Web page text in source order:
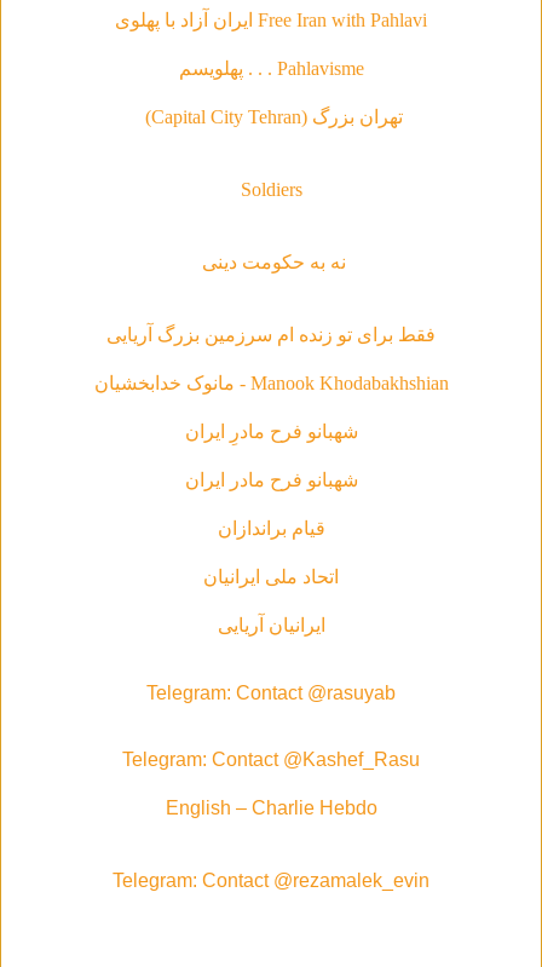
Free Iran with Pahlavi ایران آزاد با پهلوی
Pahlavisme . . . پهلویسم
تهران بزرگ (Capital City Tehran)
Soldiers
نه به حکومت دینی
فقط براى تو زنده ام سرزمين بزرگ آريايى
Manook Khodabakhshian - مانوک خدابخشیان
شهبانو فرح مادرِ ایران
شهبانو فرح مادر ايران
قیام براندازان
اتحاد ملی ایرانیان
ایرانیان آریایی
Telegram: Contact @rasuyab
Telegram: Contact @Kashef_Rasu
English – Charlie Hebdo
Telegram: Contact @rezamalek_evin